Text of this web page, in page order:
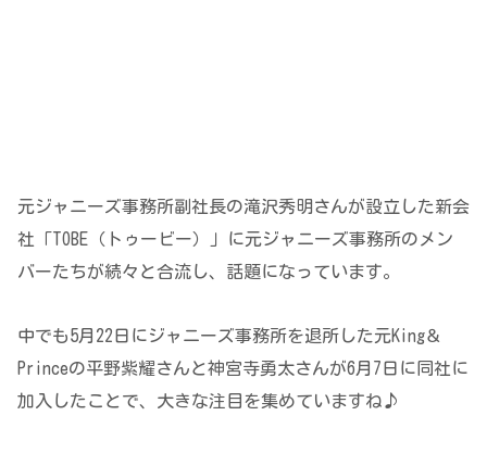
元ジャニーズ事務所副社長の滝沢秀明さんが設立した新会
社「TOBE（トゥービー）」に元ジャニーズ事務所のメン
バーたちが続々と合流し、話題になっています。
中でも5月22日にジャニーズ事務所を退所した元King＆
Princeの平野紫耀さんと神宮寺勇太さんが6月7日に同社に
加入したことで、大きな注目を集めていますね♪